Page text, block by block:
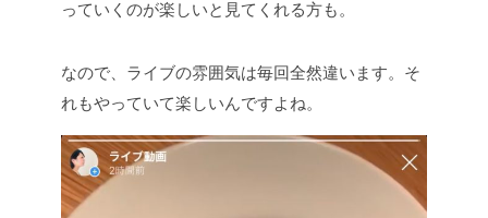
っていくのが楽しいと見てくれる方も。
なので、ライブの雰囲気は毎回全然違います。そ
れもやっていて楽しいんですよね。